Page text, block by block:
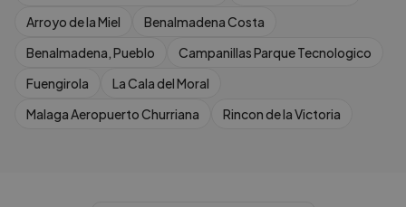
Arroyo de la Miel
Benalmadena Costa
Benalmadena, Pueblo
Campanillas Parque Tecnologico
Fuengirola
La Cala del Moral
Malaga Aeropuerto Churriana
Rincon de la Victoria